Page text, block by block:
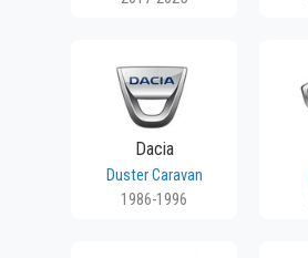
Dacia
Duster Caravan
1986-1996